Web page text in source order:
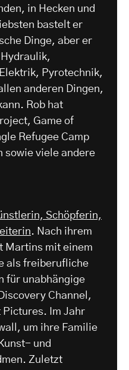
in Hecken und
bastelt er
Dinge, aber er
Pyrotechnik,
anderen Dingen,
Rob hat
Game of
Refugee Camp
sowie viele andere
Schöpferin,
. Nach ihrem
Martins mit einem
als freiberufliche
für unabhängige
Channel,
Pictures. Im Jahr
um ihre Familie
und
Zuletzt